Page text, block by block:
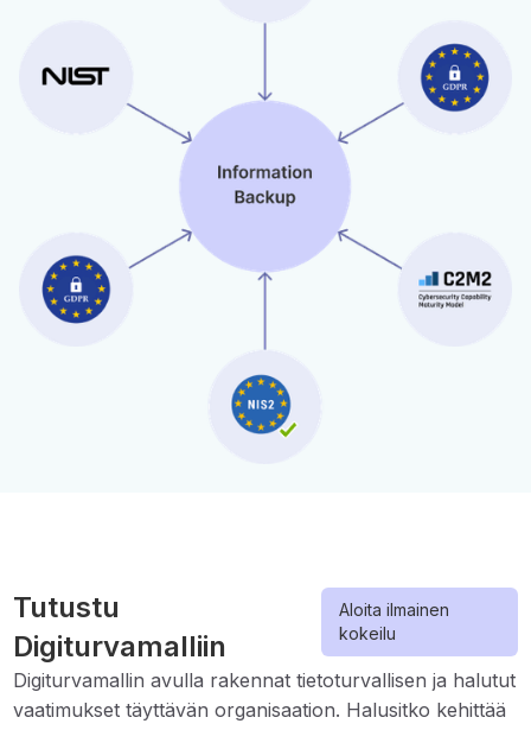
Tutustu
Digiturvamalliin
Aloita ilmainen
kokeilu
Digiturvamallin avulla rakennat tietoturvallisen ja halutut
vaatimukset täyttävän organisaation. Halusitko kehittää